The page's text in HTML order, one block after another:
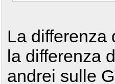
La differenza
la differenza
andrei sulle